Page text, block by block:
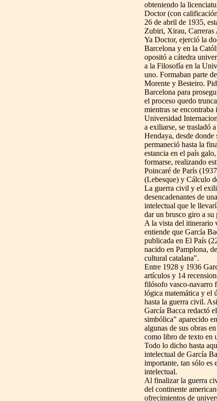
obteniendo la
Doctor (con
26 de abril de 1935,
Zubiri, Xirau, Carreras
Ya Doctor, ejerció la
Barcelona y en la
opositó a cátedra
a la Filosofía en la
uno. Formaban parte
Morente y Besteiro.
Barcelona para
el proceso quedo
mientras se
Universidad
a exiliarse, se trasladó
Hendaya, desde
permaneció hasta la
estancia en el país
formarse, realizando
Poincaré de París
(Lebesque) y Cálculo
La guerra civil y el
desencadenantes de
intelectual que le
dar un brusco giro a su
A la vista del itinerario
entiende que García
publicada en El País
nacido en Pamplona,
cultural catalana".
Entre 1928 y 1936
artículos y 14
filósofo vasco-navarro
lógica matemática y el
hasta la guerra civil.
García Bacca redactó
simbólica" aparecido
algunas de sus obras
como libro de texto en
Todo lo dicho hasta
intelectual de García
importante, tan sólo es
intelectual.
Al finalizar la guerra
del continente
ofrecimientos de